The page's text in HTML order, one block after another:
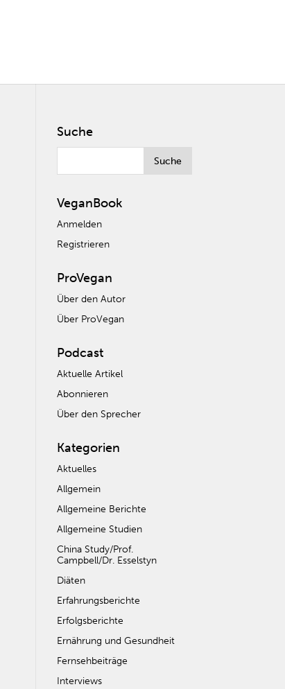
Suche
VeganBook
Anmelden
Registrieren
ProVegan
Über den Autor
Über ProVegan
Podcast
Aktuelle Artikel
Abonnieren
Über den Sprecher
Kategorien
Aktuelles
Allgemein
Allgemeine Berichte
Allgemeine Studien
China Study/Prof.
Campbell/Dr. Esselstyn
Diäten
Erfahrungsberichte
Erfolgsberichte
Ernährung und Gesundheit
Fernsehbeiträge
Interviews